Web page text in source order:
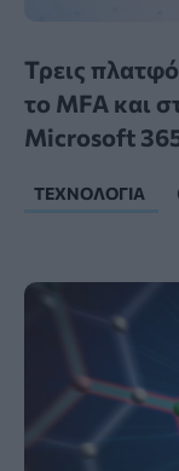
Τρεις
το MFA και
Microsoft
ΤΕΧΝΟΛΟΓΊΑ